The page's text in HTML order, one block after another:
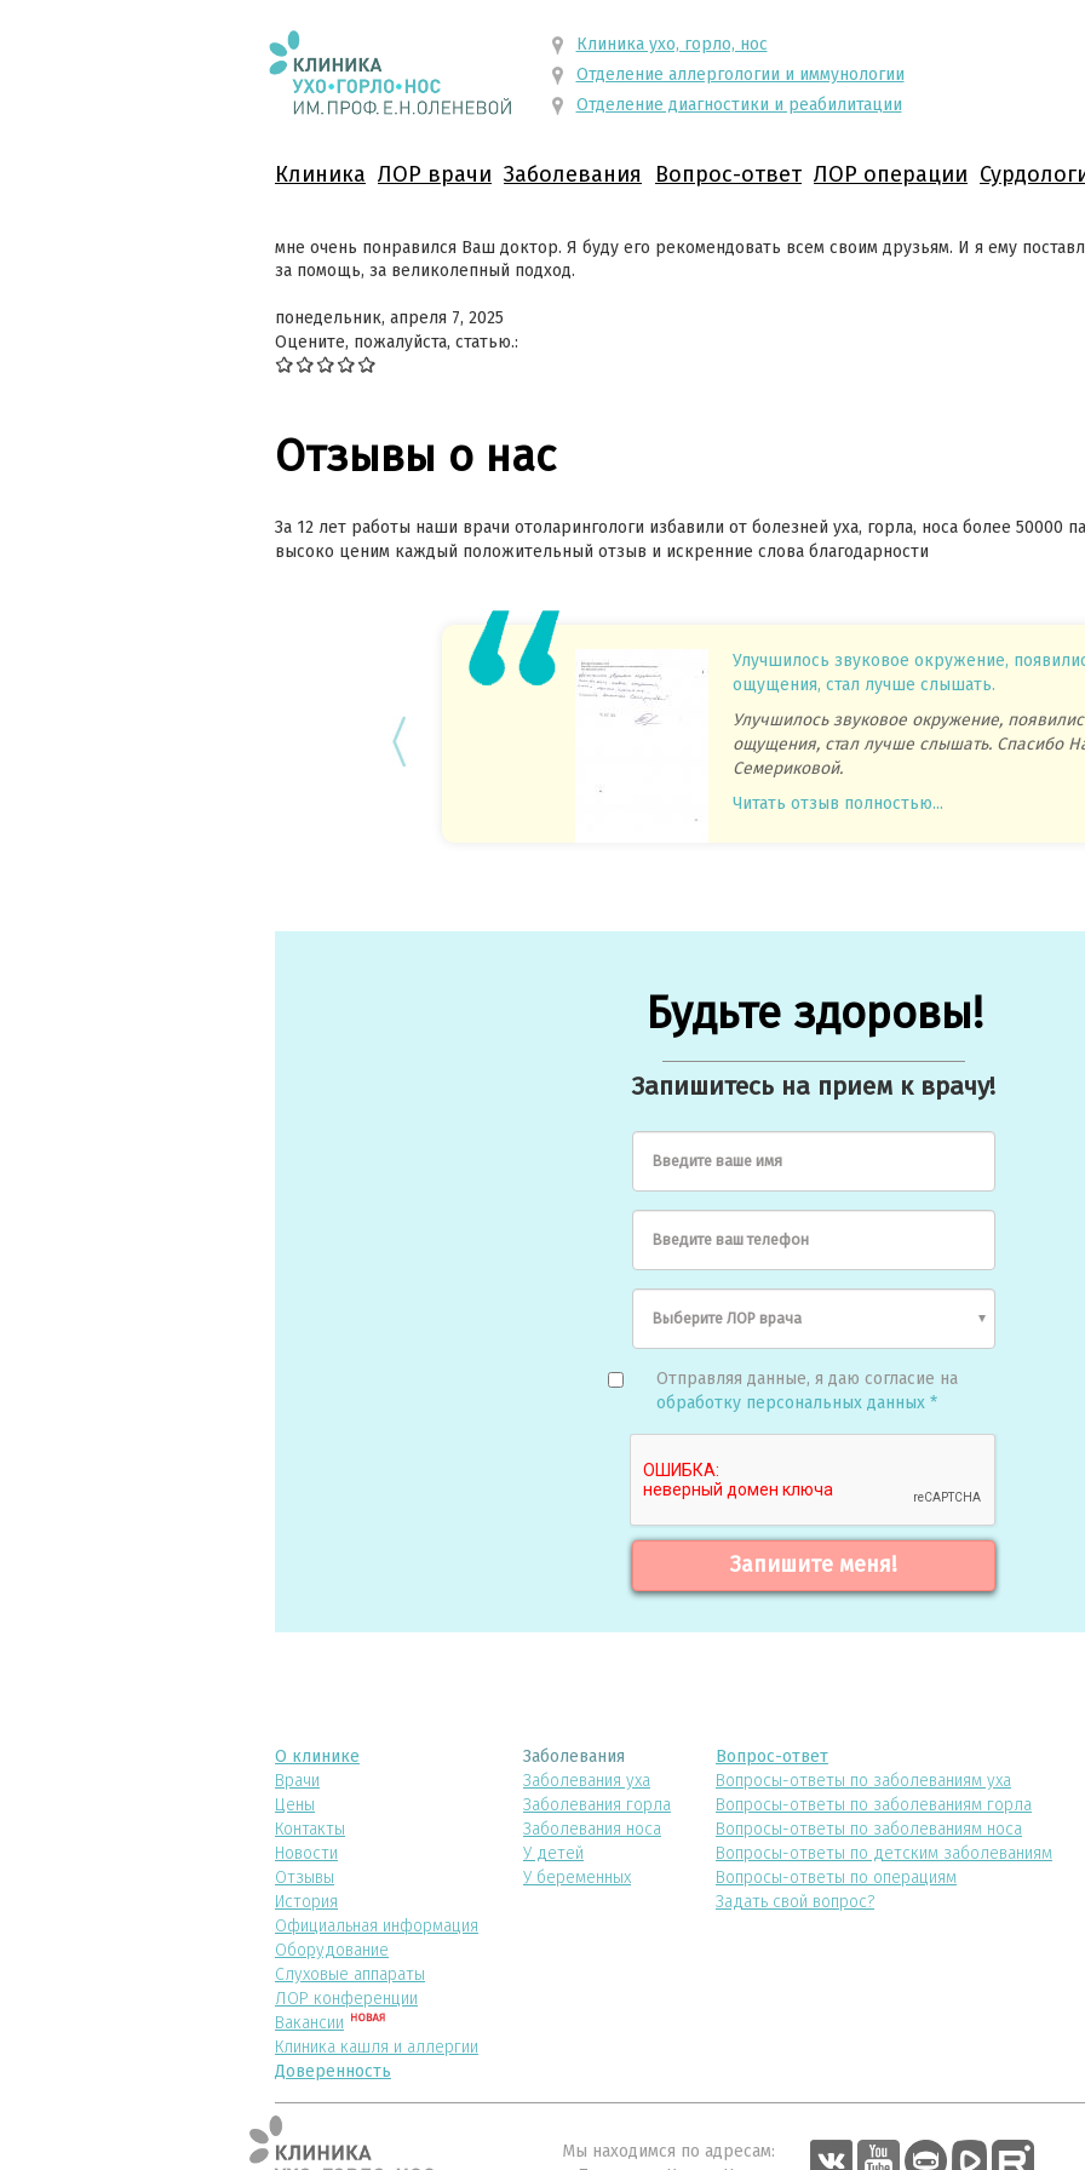
Клиника ухо, горло, нос
Отделение аллергологии и иммунологии
Отделение диагностики и реабилитации
Клиника ЛОР врачи Заболевания Вопрос-ответ ЛОР операции
мне очень понравился Ваш доктор. Я буду его рекомендовать всем своим друзьям. И я ему
за помощь, за великолепный подход.
понедельник, апреля 7, 2025
Оцените, пожалуйста, статью.:
Отзывы о нас
За 12 лет работы наши врачи отоларингологи избавили от болезней уха, горла, носа более 50000
высоко ценим каждый положительный отзыв и искренние слова благодарности
Улучшилось звуковое окружение,
ощущения, стал лучше слышать.
Улучшилось звуковое окружение,
ощущения, стал лучше слышать. Спасибо
Семериковой.
Читать отзыв полностью...
Будьте здоровы!
Запишитесь на прием к врачу!
Введите ваше имя
Введите ваш телефон
Отправляя данные, я даю согласие на
обработку персональных данных *
Запишите меня!
О клинике
Врачи
Цены
Контакты
Новости
Отзывы
История
Официальная информация
Оборудование
Слуховые аппараты
ЛОР конференции
Вакансии
Клиника кашля и аллергии
Заболевания
Заболевания уха
Заболевания горла
Заболевания носа
У детей
У беременных
Вопрос-ответ
Вопросы-ответы по заболеваниям уха
Вопросы-ответы по заболеваниям горла
Вопросы-ответы по заболеваниям носа
Вопросы-ответы по детским заболеваниям
Вопросы-ответы по операциям
Задать свой вопрос?
Доверенность
Мы находимся по адресам: